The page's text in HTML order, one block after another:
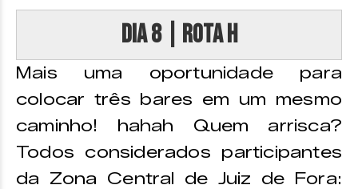
DIA 8 | Rota H
Mais uma oportunidade para
colocar três bares em um mesmo
caminho! hahah Quem arrisca?
Todos considerados participantes
da Zona Central de Juiz de Fora: